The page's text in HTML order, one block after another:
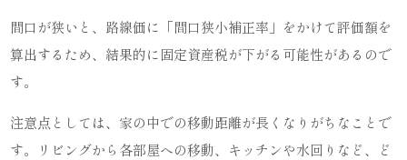
間口が狭いと、路線価に「間口狭小補正率」をかけて評価額を
算出するため、結果的に固定資産税が下がる可能性があるので
す。
注意点としては、家の中での移動距離が長くなりがちなことで
す。リビングから各部屋への移動、キッチンや水回りなど、ど